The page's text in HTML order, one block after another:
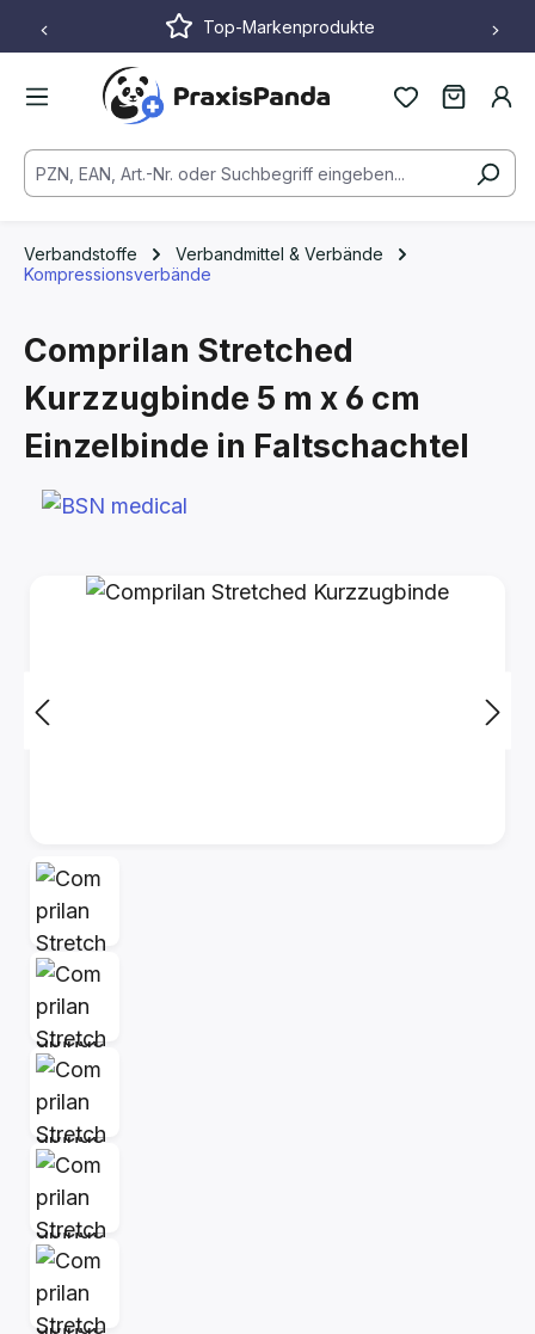
Zum Hauptinhalt springenTop-Markenprodukte
Verbandstoffe
Verbandmittel & Verbände
Kompressionsverbände
Comprilan Stretched
Kurzzugbinde 5 m x 6 cm
Einzelbinde in Faltschachtel
Bildergalerie überspringen